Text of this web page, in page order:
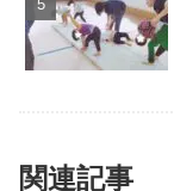
関連記事